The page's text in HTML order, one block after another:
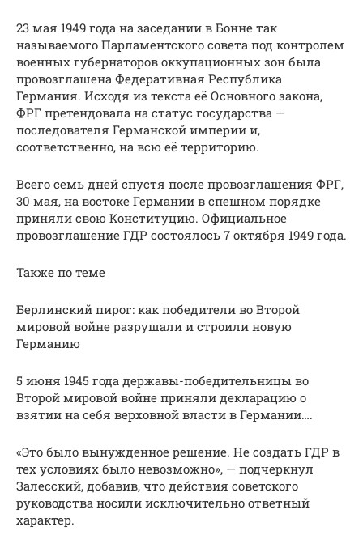
23 мая 1949 года на заседании в Бонне так
называемого Парламентского совета под контролем
военных губернаторов оккупационных зон была
провозглашена Федеративная Республика
Германия. Исходя из текста её Основного закона,
ФРГ претендовала на статус государства —
последователя Германской империи и,
соответственно, на всю её территорию.
Всего семь дней спустя после провозглашения ФРГ,
30 мая, на востоке Германии в спешном порядке
приняли свою Конституцию. Официальное
провозглашение ГДР состоялось 7 октября 1949 года.
Также по теме
Берлинский пирог: как победители во Второй
мировой войне разрушали и строили новую
Германию
5 июня 1945 года державы-победительницы во
Второй мировой войне приняли декларацию о
взятии на себя верховной власти в Германии….
«Это было вынужденное решение. Не создать ГДР в
тех условиях было невозможно», — подчеркнул
Залесский, добавив, что действия советского
руководства носили исключительно ответный
характер.